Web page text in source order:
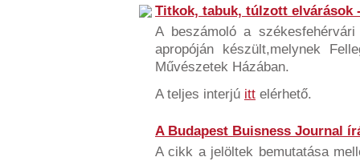
Titkok, tabuk, túlzott elvárások
A beszámoló a
apropóján készült,melynek
Művészetek Házában.
A teljes interjú itt elérhető.
A Budapest Buisness Journal
A cikk a jelöltek bemutatása